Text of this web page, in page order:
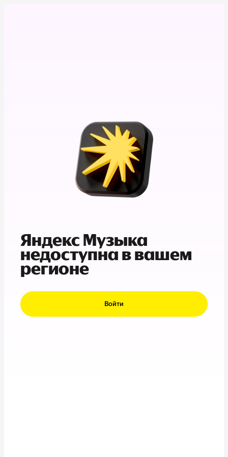
Яндекс Музыка
недоступна в вашем
регионе
Войти